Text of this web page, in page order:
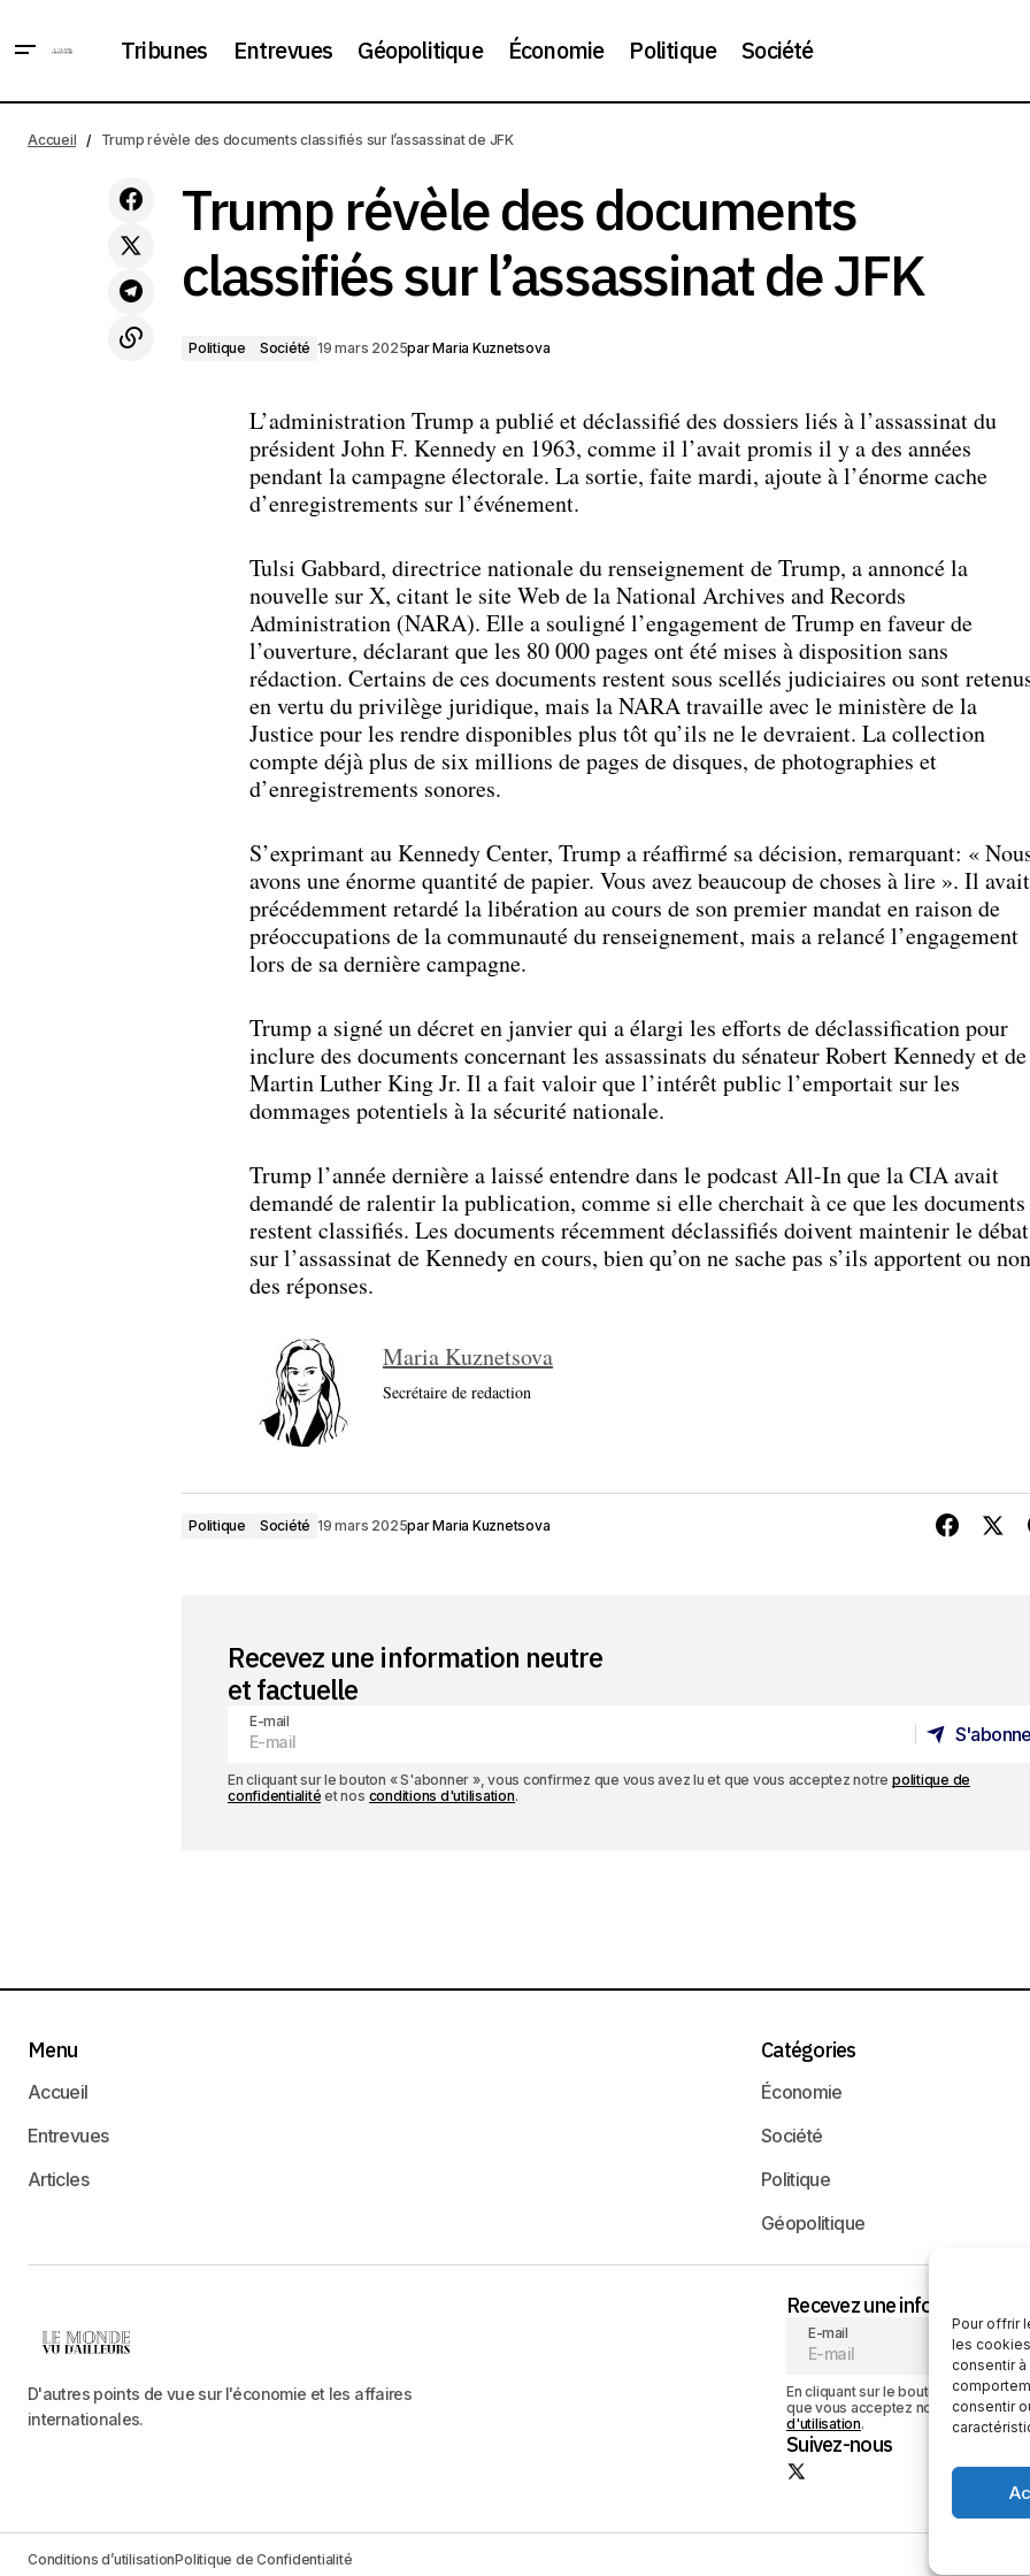
Pour offrir
les
consentir
consentir
Tribunes Entrevues Géopolitique Économie Politique Société
30 jours des frappes sur le secteur
énergétique ukrainien
Politique
Accueil Trump révèle des documents classifiés sur l’assassinat de JFK
Trump révèle des documents
classifiés sur l’assassinat de JFK
Politique Société 19 mars 2025parMaria Kuznetsova
L’administration Trump a publié et déclassifié des dossiers liés à l’assassinat du
président John F. Kennedy en 1963, comme il l’avait promis il y a des années
pendant la campagne électorale. La sortie, faite mardi, ajoute à l’énorme cache
d’enregistrements sur l’événement.
Tulsi Gabbard, directrice nationale du renseignement de Trump, a annoncé la
nouvelle sur X, citant le site Web de la National Archives and Records
Administration (NARA). Elle a souligné l’engagement de Trump en faveur de
l’ouverture, déclarant que les 80 000 pages ont été mises à disposition sans
rédaction. Certains de ces documents restent sous scellés judiciaires ou sont
en vertu du privilège juridique, mais la NARA travaille avec le ministère de la
Justice pour les rendre disponibles plus tôt qu’ils ne le devraient. La collection
compte déjà plus de six millions de pages de disques, de photographies et
d’enregistrements sonores.
S’exprimant au Kennedy Center, Trump a réaffirmé sa décision, remarquant: «
avons une énorme quantité de papier. Vous avez beaucoup de choses à lire ». Il avait
précédemment retardé la libération au cours de son premier mandat en raison de
préoccupations de la communauté du renseignement, mais a relancé l’engagement
lors de sa dernière campagne.
Trump a signé un décret en janvier qui a élargi les efforts de déclassification pour
inclure des documents concernant les assassinats du sénateur Robert Kennedy et de
Martin Luther King Jr. Il a fait valoir que l’intérêt public l’emportait sur les
dommages potentiels à la sécurité nationale.
Trump l’année dernière a laissé entendre dans le podcast All-In que la CIA avait
demandé de ralentir la publication, comme si elle cherchait à ce que les documents
restent classifiés. Les documents récemment déclassifiés doivent maintenir le débat
sur l’assassinat de Kennedy en cours, bien qu’on ne sache pas s’ils apportent ou non
des réponses.
Maria Kuznetsova
Secrétaire de redaction
Politique Société 19 mars 2025parMaria Kuznetsova
Recevez une information neutre
et factuelle
E-mail
En cliquant sur le bouton « S'abonner », vous confirmez que vous avez lu et que vous acceptez notrepolitique de
confidentialité et nos conditions d'utilisation.
D'autres points de vue sur l'économie et les affaires
internationales.
Menu
Accueil
Entrevues
Articles
Catégories
Économie
Société
Politique
Géopolitique
Recevez une information
E-mail
En cliquant sur le bouton «
que vous acceptez notrepolitique
d'utilisation.
Suivez-nous
Conditions d’utilisationPolitique de Confidentialité